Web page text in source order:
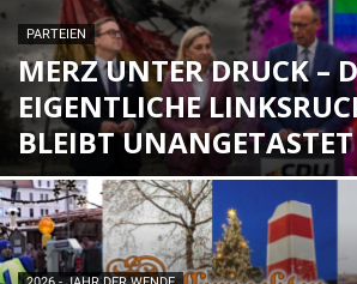
PARTEIEN
MERZ UNTER DRUCK –
EIGENTLICHE
BLEIBT UNANGETASTET